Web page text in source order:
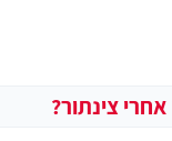
צינתור?